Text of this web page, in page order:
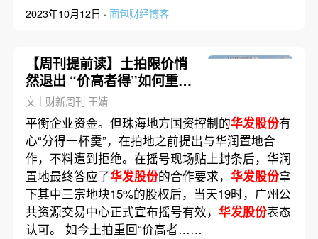
2023年10月12日 · 面包财经博客
【周刊提前读】土拍限价悄
然退出 “价高者得”如何重塑
市场格局
文｜财新周刊 王婧
平衡企业资金。但珠海地方国资控制的华发股份有
心“分得一杯羹”，在拍地之前提出与华润置地合
作，不料遭到拒绝。在摇号现场贴上封条后，华润
置地最终答应了华发股份的合作要求， 华发股份拿
下其中三宗地块15%的股权后，当天19时，广州公
共资源交易中心正式宣布摇号有效， 华发股份表态
认可。 如今土拍重回“价高者……